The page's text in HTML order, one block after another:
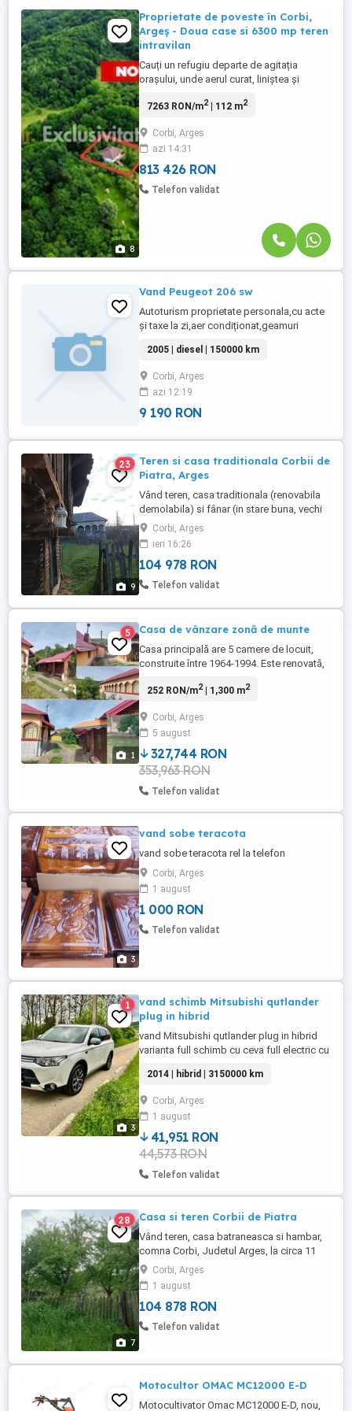
8
Proprietate de poveste în Corbi,
Argeș - Doua case si 6300 mp teren
intravilan
Cauți un refugiu departe de agitația
orașului, unde aerul curat, liniștea și
Această proprietate unică din comuna
casă, ci un întreg stil de viață și
oportunități nelimitate de relaxare sau
investiție. Detalii Generale: ...
7263 RON/m2| 112 m2
Corbi, Arges
azi 14:31
813 426 RON
Telefon validat
Vand Peugeot 206 sw
Autoturism proprietate personala,cu acte
și taxe la zi,aer condiționat,geamuri
timp,kilometraj real. Posibilitate de schimb
cu tractor,de preferat japonez 4x4,pentru
care ofer diferenta in funcție de utilaj.
2005 | diesel | 150000 km
Corbi, Arges
azi 12:19
9 190 RON
9
23
Teren si casa traditionala Corbii de
Piatra, Arges
Vând teren, casa traditionala (renovabila
demolabila) si fânar (in stare buna, vechi
de 100 de ani), comna Corbi, Judetul
Arges, la circa 11 km de Nucsoara.
Suprafata teren 800 mp, intabulat. Curent,
apa de retea si puț. La 25 de km de Curtea
de Arges și noua autostrada A1
Corbi, Arges
ieri 16:26
104 978 RON
Telefon validat
1
5 Casa de vânzare zonă de munte
Casa principală are 5 camere de locuit,
construite între 1964-1994. Este renovată,
de lemn iar unele au mobilă făcută pe
Casa are încălzire cu centrală cu lemne și
calorifere. Separat există 2 sobe de
teracotă funcționale. În ...
252 RON/m2| 1,300 m2
Corbi, Arges
5 august
327,744 RON
353,963 RON
Telefon validat
3
vand sobe teracota
vand sobe teracota rel la telefon
Corbi, Arges
1 august
1 000 RON
Telefon validat
3
1
vand schimb Mitsubishi qutlander
plug in hibrid
vand Mitsubishi qutlander plug in hibrid
varianta full schimb cu ceva full electric cu
2014 | hibrid | 3150000 km
Corbi, Arges
1 august
41,951 RON
44,573 RON
Telefon validat
7
28 Casa si teren Corbii de Piatra
Vând teren, casa batraneasca si hambar,
comna Corbi, Judetul Arges, la circa 11
km de Nucsoara. Suprafata teren 860 mp,
intabulat. Curent si apa.
Corbi, Arges
1 august
104 878 RON
Telefon validat
Motocultor OMAC MC12000 E-D
Motocultivator Omac MC12000 E-D, nou,